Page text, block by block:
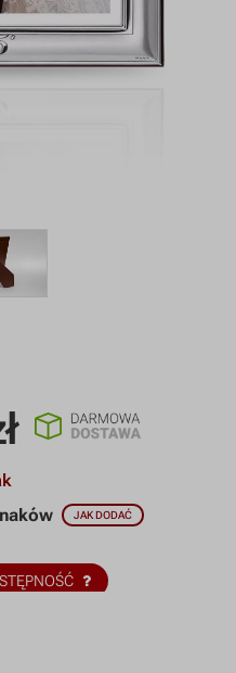
JAK DODAĆ